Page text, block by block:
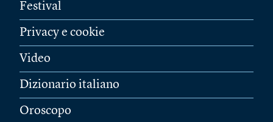
Festival
Privacy e cookie
Video
Dizionario italiano
Oroscopo